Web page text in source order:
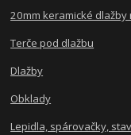
20mm keramické dlažby
Terče pod dlažbu
Dlažby
Obklady
Lepidla, spárovačky,